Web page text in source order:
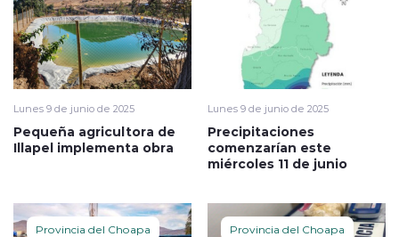
Lunes 9 de junio de 2025
Pequeña agricultora de
Illapel implementa obra
Lunes 9 de junio de 2025
Precipitaciones
comenzarían este
miércoles 11 de junio
Provincia del Choapa Provincia del Choapa